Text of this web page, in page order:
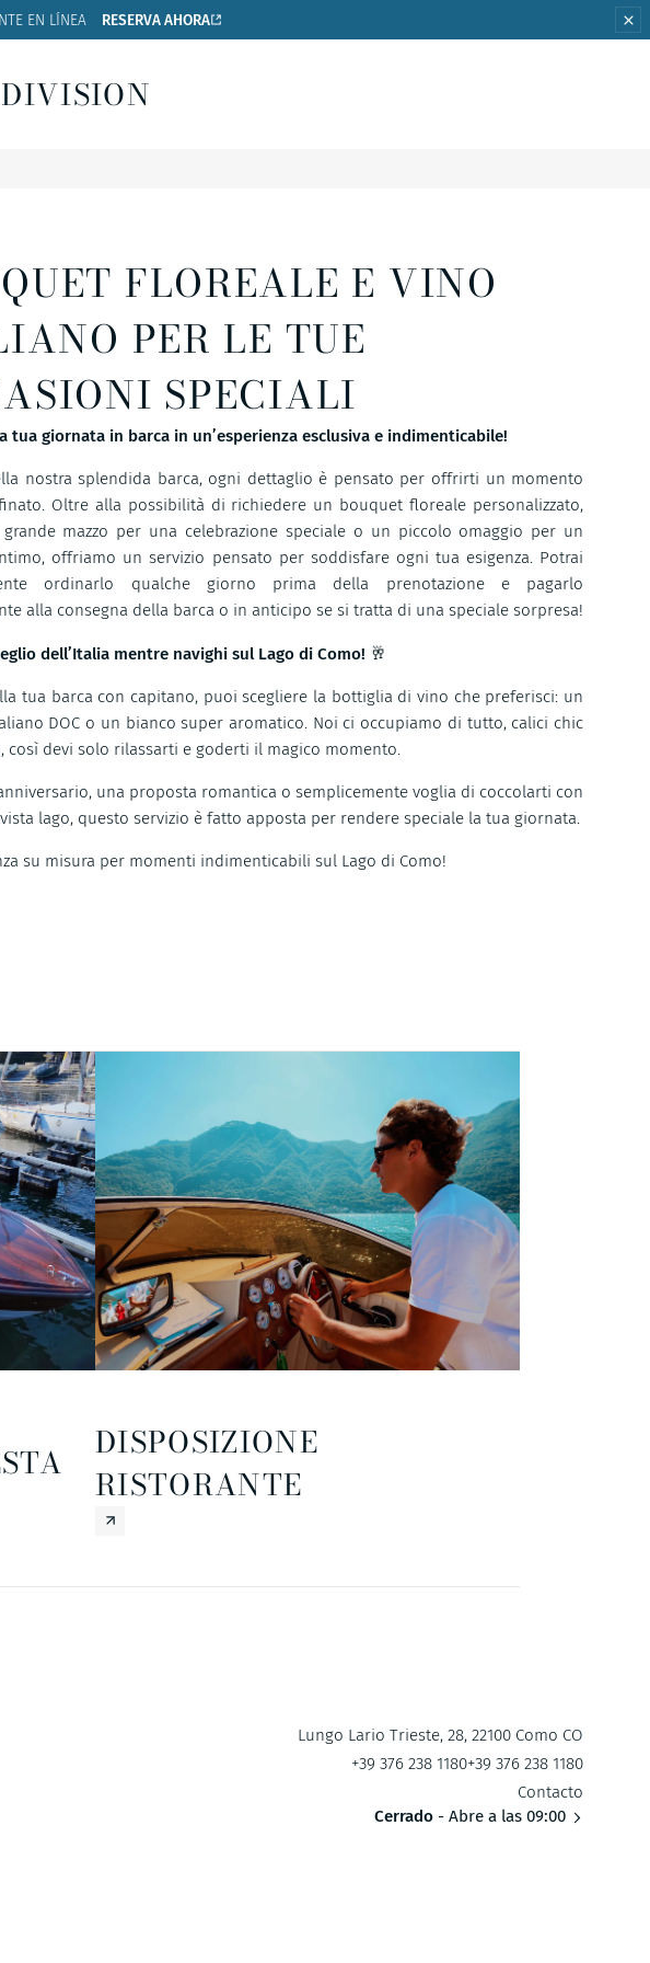
EN LÍNEA RESERVA AHORA
FLOREALE E VINO
PER LE TUE
SPECIALI
tua giornata in barca in un’esperienza esclusiva e indimenticabile!
nostra splendida barca, ogni dettaglio è pensato per offrirti un momento
Oltre alla possibilità di richiedere un bouquet floreale personalizzato,
mazzo per una celebrazione speciale o un piccolo omaggio per un
offriamo un servizio pensato per soddisfare ogni tua esigenza. Potrai
ordinarlo qualche giorno prima della prenotazione e pagarlo
alla consegna della barca o in anticipo se si tratta di una speciale sorpresa!
dell’Italia mentre navighi sul Lago di Como! 🥂
tua barca con capitano, puoi scegliere la bottiglia di vino che preferisci: un
DOC o un bianco super aromatico. Noi ci occupiamo di tutto, calici chic
così devi solo rilassarti e goderti il magico momento.
una proposta romantica o semplicemente voglia di coccolarti con
lago, questo servizio è fatto apposta per rendere speciale la tua giornata.
su misura per momenti indimenticabili sul Lago di Como!
DISPOSIZIONE
RISTORANTE
Lungo Lario Trieste, 28, 22100 Como CO
+39 376 238 1180+39 376 238 1180
Contacto
Cerrado- Abre a las 09:00